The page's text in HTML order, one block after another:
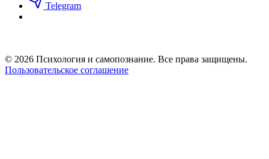
Telegram
© 2026 Психология и самопознание. Все права защищены.
Пользовательское соглашение